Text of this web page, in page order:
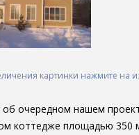
картинки нажмите на
об очередном нашем
коттедже площадью 350